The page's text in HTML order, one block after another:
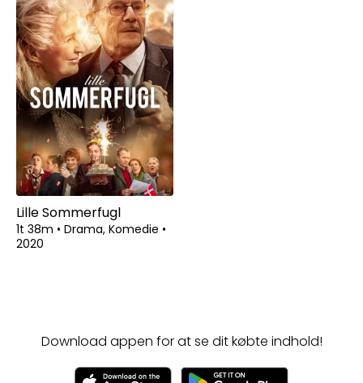
Lille Sommerfugl
1t 38m • Drama, Komedie •
2020
Download appen for at se dit købte indhold!